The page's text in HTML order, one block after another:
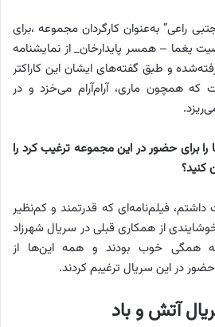
راعی” به‌عنوان کارگردان مجموعه ،برای
یغما – همسر پایدارخان_ از نمایشنامه
و طبق گفته‌های ایشان این کاراکتر
که همچون ماری، آرام‌آرام می‌خزد و در
برای حضور در این مجموعه ترغیب کرد را
کنید؟
داشتم، فیلم‌نامه‌ای که قدرتمند و کم‌نظیر
از همکاری قبلی در سریال شهرزاد
همگی خوب بودند و همه این‌ها از
در این سریال ترغیبم کردند.
آتش و باد